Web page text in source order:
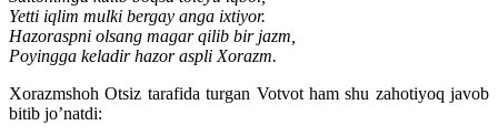
Yetti iqlim mulki bergay anga ixtiyor.
Hazoraspni olsang magar qilib bir jazm,
Poyingga keladir hazor aspli Xorazm.
Xorazmshoh Otsiz tarafida turgan Votvot ham shu zahotiyoq javob
bitib jo’natdi: